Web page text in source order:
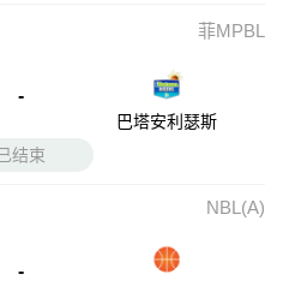
菲MPBL
-
巴塔安利瑟斯
结束
NBL(A)
-